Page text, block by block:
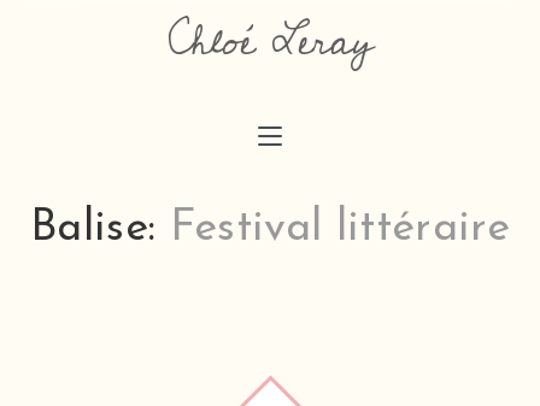
Chloé Leray
Balise: Festival littéraire